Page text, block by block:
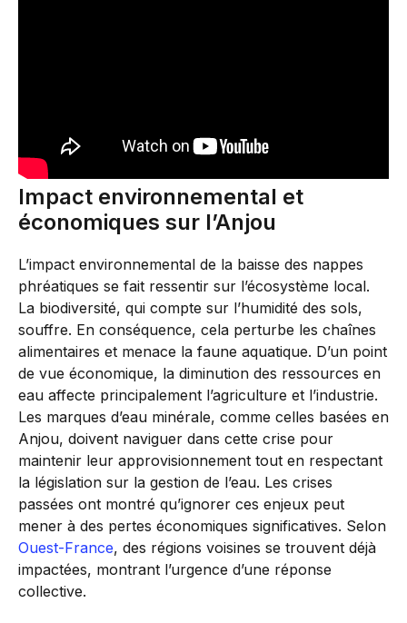
Impact environnemental et
économiques sur l’Anjou
L’impact environnemental de la baisse des nappes
phréatiques se fait ressentir sur l’écosystème local.
La biodiversité, qui compte sur l’humidité des sols,
souffre. En conséquence, cela perturbe les chaînes
alimentaires et menace la faune aquatique. D’un point
de vue économique, la diminution des ressources en
eau affecte principalement l’agriculture et l’industrie.
Les marques d’eau minérale, comme celles basées en
Anjou, doivent naviguer dans cette crise pour
maintenir leur approvisionnement tout en respectant
la législation sur la gestion de l’eau. Les crises
passées ont montré qu’ignorer ces enjeux peut
mener à des pertes économiques significatives. Selon
Ouest-France, des régions voisines se trouvent déjà
impactées, montrant l’urgence d’une réponse
collective.